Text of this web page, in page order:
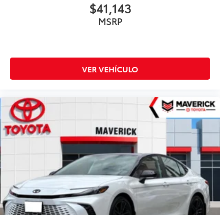
$41,143
MSRP
VER VEHÍCULO